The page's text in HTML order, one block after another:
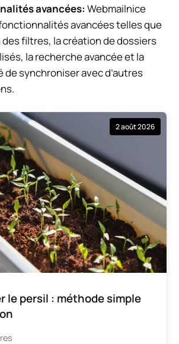
avancées: Webmailnice
avancées telles que
filtres, la création de dossiers
la recherche avancée et la
de synchroniser avec d’autres
2 août 2026
le persil : méthode simple